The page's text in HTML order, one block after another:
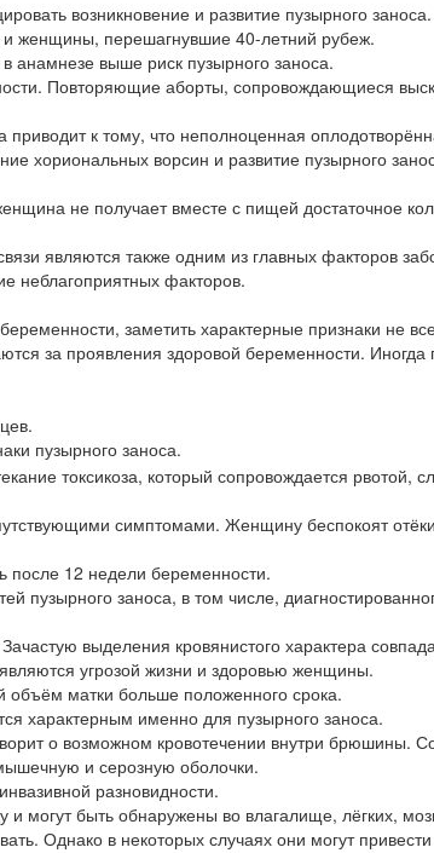
возникновение и развитие пузырного заноса.
и женщины, перешагнувшие 40-летний рубеж.
анамнезе выше риск пузырного заноса.
Повторяющие аборты, сопровождающиеся
к тому, что неполноценная
хориональных ворсин и развитие пузырного
не получает вместе с пищей достаточное
являются также одним из главных факторов
неблагоприятных факторов.
заметить характерные признаки не
за проявления здоровой беременности. Иногда
пузырного заноса.
токсикоза, который сопровождается рвотой,
симптомами. Женщину беспокоят
после 12 недели беременности.
пузырного заноса, в том числе,
выделения кровянистого характера
угрозой жизни и здоровью женщины.
объём матки больше положенного срока.
характерным именно для пузырного заноса.
о возможном кровотечении внутри брюшины.
и серозную оболочки.
разновидности.
могут быть обнаружены во влагалище, лёгких,
Однако в некоторых случаях они могут